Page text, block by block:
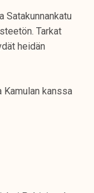
Satakunnankatu
Tarkat
heidän
Kamulan kanssa